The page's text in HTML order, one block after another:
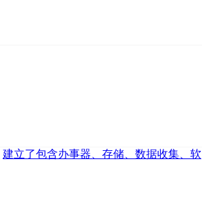
建立了包含办事器、存储、数据收集、软